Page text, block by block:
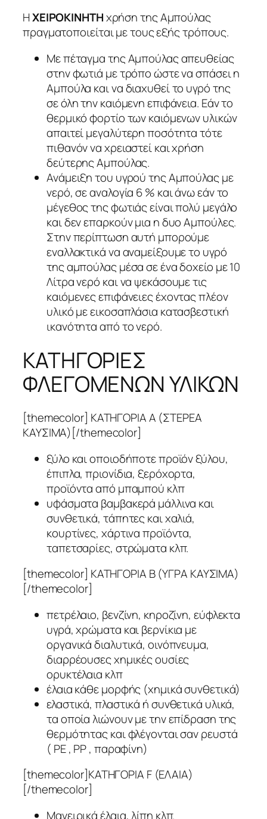
ΗΧΕΙΡΟΚΙΝΗΤΗχρήση της Αμπούλας
πραγματοποιείται με τους εξής τρόπους.
Με πέταγμα της Αμπούλας απευθείας
στην φωτιά με τρόπο ώστε να σπάσει η
Αμπούλα και να διαχυθεί το υγρό της
σε όλη την καιόμενη επιφάνεια. Εάν το
θερμικό φορτίο των καιόμενων υλικών
απαιτεί μεγαλύτερη ποσότητα τότε
πιθανόν να χρειαστεί και χρήση
δεύτερης Αμπούλας.
Ανάμειξη του υγρού της Αμπούλας με
νερό, σε αναλογία 6 % και άνω εάν το
μέγεθος της φωτιάς είναι πολύ μεγάλο
και δεν επαρκούν μια η δυο Αμπούλες.
Στην περίπτωση αυτή μπορούμε
εναλλακτικά να αναμείξουμε το υγρό
της αμπούλας μέσα σε ένα δοχείο με 10
Λίτρα νερό και να ψεκάσουμε τις
καιόμενες επιφάνειες έχοντας πλέον
υλικό με εικοσαπλάσια κατασβεστική
ικανότητα από το νερό.
ΚΑΤΗΓΟΡΙΕΣ
ΦΛΕΓΟΜΕΝΩΝ ΥΛΙΚΩΝ
[themecolor] ΚΑΤΗΓΟΡΙΑ Α (ΣΤΕΡΕΑ
ΚΑΥΣΙΜΑ)[/themecolor]
ξύλο και οποιοδήποτε προϊόν ξύλου,
έπιπλα, πριονίδια, ξερόχορτα,
προϊόντα από μπαμπού κλπ
υφάσματα βαμβακερά μάλλινα και
συνθετικά, τάπητες και χαλιά,
κουρτίνες, χάρτινα προϊόντα,
ταπετσαρίες, στρώματα κλπ.
[themecolor] ΚΑΤΗΓΟΡΙΑ Β (ΥΓΡΑ ΚΑΥΣΙΜΑ)
[/themecolor]
πετρέλαιο, βενζίνη, κηροζίνη, εύφλεκτα
υγρά, χρώματα και βερνίκια με
οργανικά διαλυτικά, οινόπνευμα,
διαρρέουσες χημικές ουσίες
ορυκτέλαια κλπ
έλαια κάθε μορφής (χημικά συνθετικά)
ελαστικά, πλαστικά ή συνθετικά υλικά,
τα οποία λιώνουν με την επίδραση της
θερμότητας και φλέγονται σαν ρευστά
( PE , PP , παραφίνη)
[themecolor]ΚΑΤΗΓΟΡΙΑ F (ΕΛΑΙΑ)
[/themecolor]
Μαγειρικά έλαια, λίπη κλπ.